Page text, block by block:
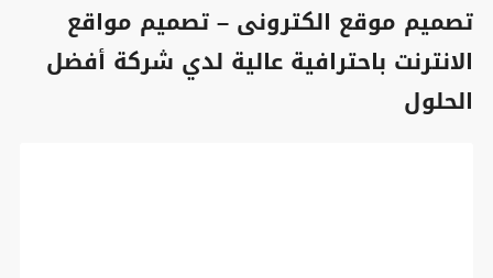
تصميم موقع الكترونى – تصميم مواقع
الانترنت باحترافية عالية لدي شركة أفضل
الحلول